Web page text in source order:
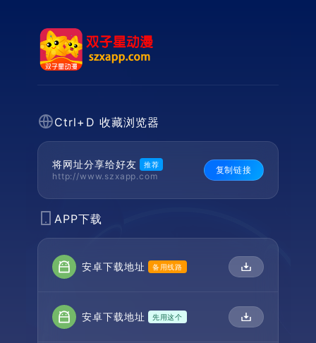
Ctrl+D 收藏浏览器
将网址分享给好友 推荐
http://www.szxapp.com
复制链接
APP下载
安卓下载地址 备用线路
安卓下载地址 先用这个